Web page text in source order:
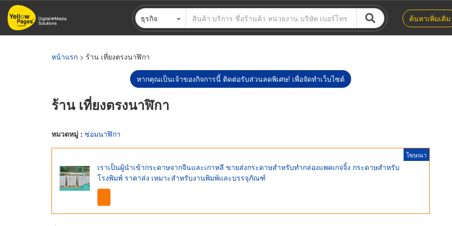
ข้าม
ไป
ธุรกิจ ค้นหาเพิ่มเติม
หน้าแรก > ร้าน เที่ยงตรงนาฬิกา
หากคุณเป็นเจ้าของกิจการนี้ ติดต่อรับส่วนลดพิเศษ! เพื่อจัดทำเว็บไซต์
ร้าน เที่ยงตรงนาฬิกา
หมวดหมู่ : ซ่อมนาฬิกา
โฆษณา
เราเป็นผู้นำเข้ากระดาษจากจีนและเกาหลี ขายส่งกระดาษสำหรับทำกล่องแพคเกจจิ้ง กระดาษสำหรับ
โรงพิมพ์ ราคาส่ง เหมาะสำหรับงานพิมพ์และบรรจุภัณฑ์